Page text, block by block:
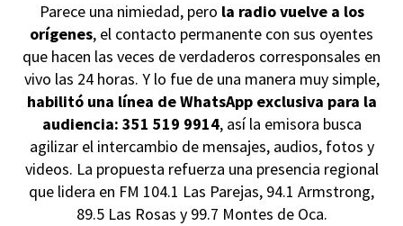
Parece una nimiedad, pero la radio vuelve a los
orígenes, el contacto permanente con sus oyentes
que hacen las veces de verdaderos corresponsales en
vivo las 24 horas. Y lo fue de una manera muy simple,
habilitó una línea de WhatsApp exclusiva para la
audiencia: 351 519 9914, así la emisora busca
agilizar el intercambio de mensajes, audios, fotos y
videos. La propuesta refuerza una presencia regional
que lidera en FM 104.1 Las Parejas, 94.1 Armstrong,
89.5 Las Rosas y 99.7 Montes de Oca.